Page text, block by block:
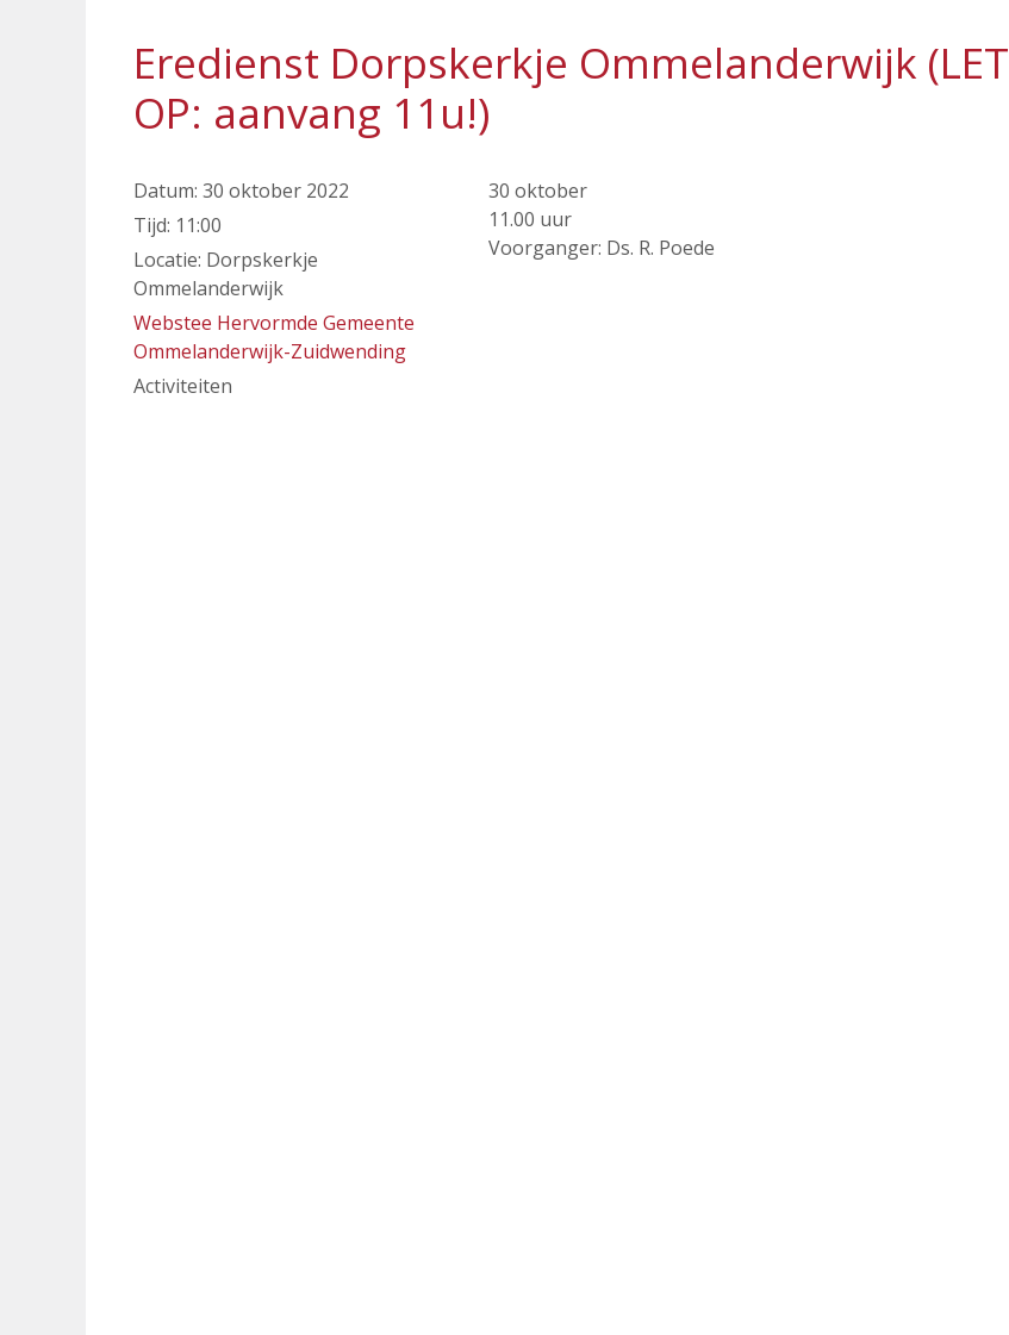
Eredienst Dorpskerkje Ommelanderwijk (LET
OP: aanvang 11u!)
Datum: 30 oktober 2022
Tijd: 11:00
Locatie: Dorpskerkje
Ommelanderwijk
Webstee Hervormde Gemeente
Ommelanderwijk-Zuidwending
Activiteiten
30 oktober
11.00 uur
Voorganger: Ds. R. Poede